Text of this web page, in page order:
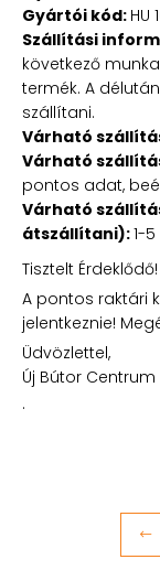
Gyártói kód: HU
Szállítási
következő
termék. A
szállítani.
Várható
Várható
pontos adat,
Várható
átszállítani):1-
Tisztelt Érdeklődő!
A pontos raktári
jelentkeznie!
Üdvözlettel,
Új Bútor Centrum
.